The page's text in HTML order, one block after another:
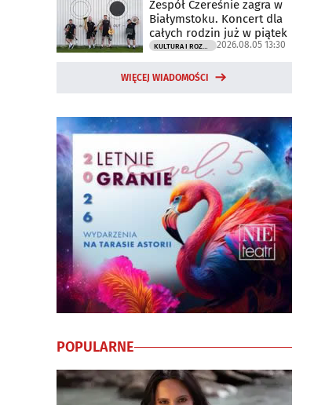
Zespół Czereśnie zagra w
Białymstoku. Koncert dla
całych rodzin już w piątek
2026.08.05 13:30
WIĘCEJ WIADOMOŚCI
POPULARNE